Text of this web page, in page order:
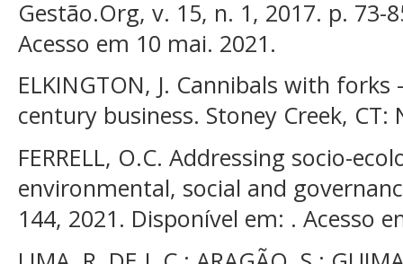
Gestão.Org, v. 15, n. 1, 2017. p. 73-
Acesso em 10 mai. 2021.
ELKINGTON, J. Cannibals with
century business. Stoney Creek, CT:
FERRELL, O.C. Addressing socio-
environmental, social and
144, 2021. Disponível em: . Acesso